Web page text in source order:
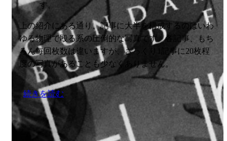
す。
上の紹介にある通り、記事に大半を構成するのはいわ
ゆる物理で殴る系の圧倒的な写真です。各記事、もち
ろん毎回枚数は違いますが、ざっくり1記事に20枚程
度の写真があることも少なくありません。
続きを読む